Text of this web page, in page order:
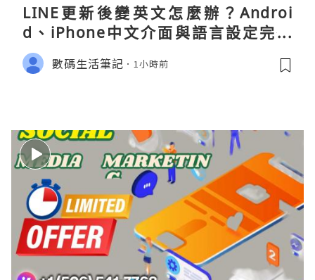
LINE更新後變英文怎麼辦？Androi
d、iPhone中文介面與語言設定完整
指南
數碼生活筆記 1小時前